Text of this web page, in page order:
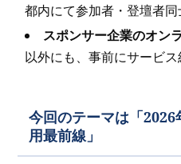
都内にて参加者・登壇者
スポンサー企業のオン
以外にも、事前にサービ
今回のテーマは「
用最前線」